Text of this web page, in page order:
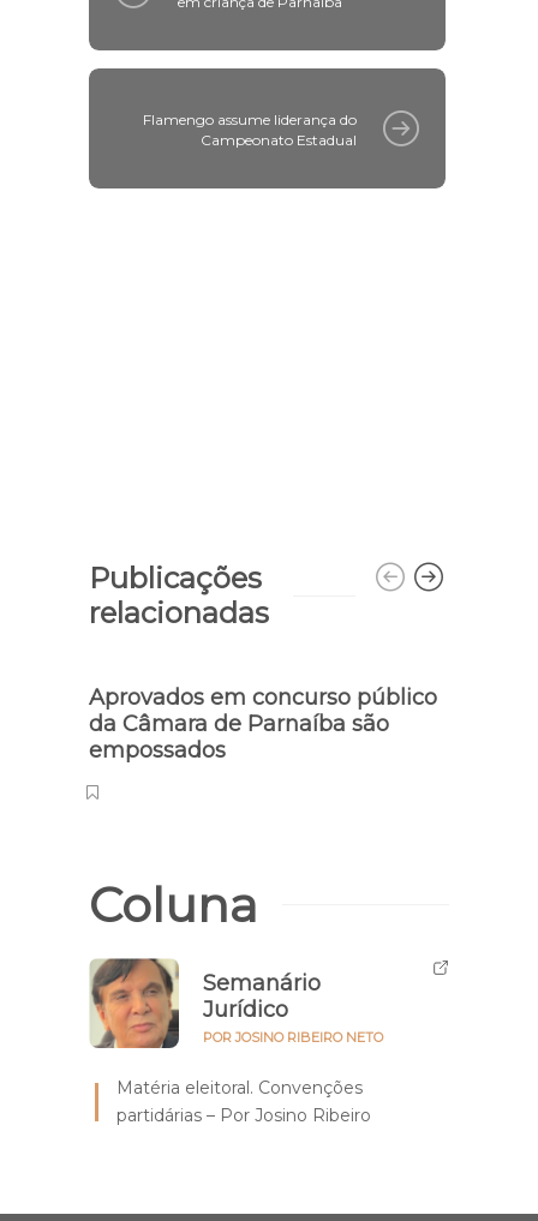
Flamengo assume liderança do
Campeonato Estadual
Publicações
relacionadas
Aprovados em concurso público
da Câmara de Parnaíba são
empossados
Coluna
Semanário
Jurídico
POR JOSINO RIBEIRO NETO
Matéria eleitoral. Convenções
partidárias – Por Josino Ribeiro